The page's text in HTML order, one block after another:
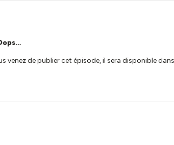
venez de publier cet épisode, il sera disponible